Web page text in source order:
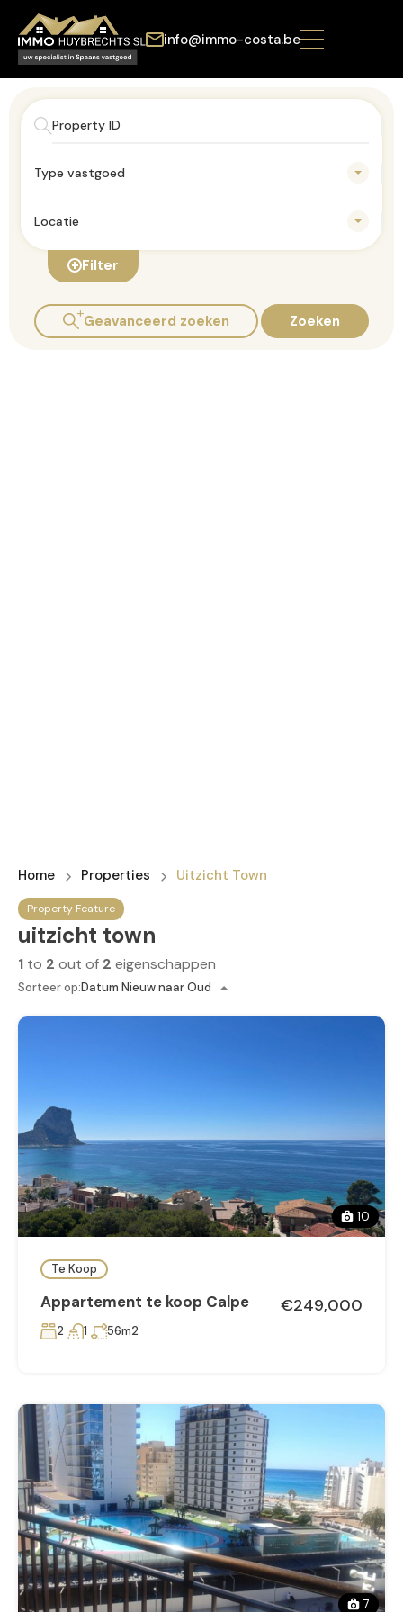
info@immo-costa.be
Type vastgoed
Locatie
Filter
Geavanceerd zoeken Zoeken
Home Properties Uitzicht Town
Property Feature
uitzicht town
1 to 2 out of 2 eigenschappen
Sorteer op:Datum Nieuw naar Oud
10
Te Koop
Appartement te koop Calpe €249,000
2 1 56m2
7